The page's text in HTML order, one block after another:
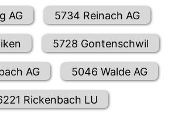
AG 5734 Reinach AG
5728 Gontenschwil
AG 5046 Walde AG
Rickenbach LU